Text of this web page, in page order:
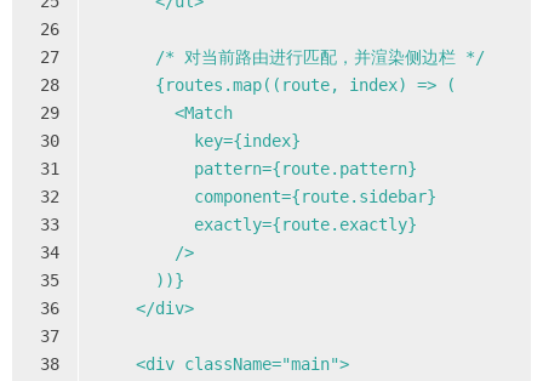
26
27
28
29
30
31
32
33
34
35
36
37
38
      /* 对当前路由进行匹配，并渲染侧边栏 */
      {routes.map((route, index) => (
        <Match
          key={index}
          pattern={route.pattern}
          component={route.sidebar}
          exactly={route.exactly}
        />
      ))}
    </div>
    <div className="main">